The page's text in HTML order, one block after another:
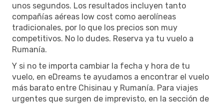
unos segundos. Los resultados incluyen tanto
compañías aéreas low cost como aerolíneas
tradicionales, por lo que los precios son muy
competitivos. No lo dudes. Reserva ya tu vuelo a
Rumanía.
Y si no te importa cambiar la fecha y hora de tu
vuelo, en eDreams te ayudamos a encontrar el vuelo
más barato entre Chisinau y Rumanía. Para viajes
urgentes que surgen de imprevisto, en la sección de